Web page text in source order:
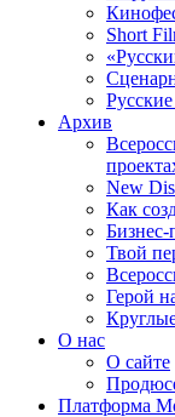
Short
Архив
New
Как
Твой
Герой
О нас
О сайте
Платформа